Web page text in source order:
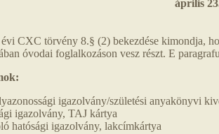
április
CXC törvény 8.§ (2) bekezdése kimondja,
óvodai foglalkozáson vesz részt. E
igazolvány/születési anyakönyvi
igazolvány, TAJ kártya
hatósági igazolvány, lakcímkártya